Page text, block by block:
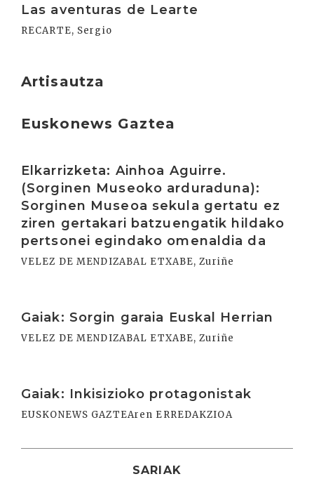
Las aventuras de Learte
RECARTE, Sergio
Artisautza
Euskonews Gaztea
Elkarrizketa: Ainhoa Aguirre.
(Sorginen Museoko arduraduna):
Sorginen Museoa sekula gertatu ez
ziren gertakari batzuengatik hildako
pertsonei egindako omenaldia da
VELEZ DE MENDIZABAL ETXABE, Zuriñe
Gaiak: Sorgin garaia Euskal Herrian
VELEZ DE MENDIZABAL ETXABE, Zuriñe
Gaiak: Inkisizioko protagonistak
EUSKONEWS GAZTEAren ERREDAKZIOA
SARIAK